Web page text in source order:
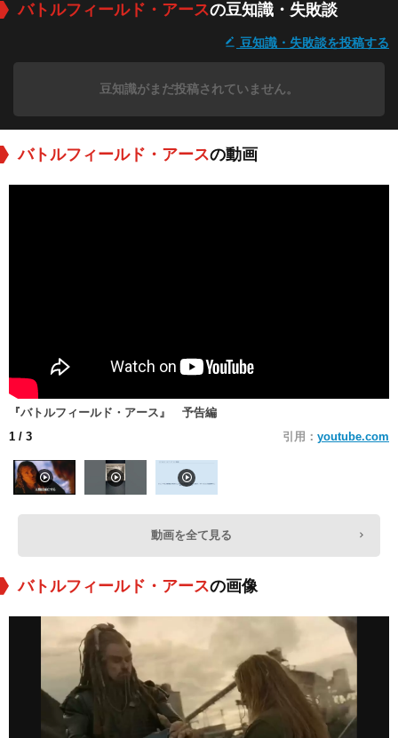
バトルフィールド・アースの豆知識・失敗談
豆知識・失敗談を投稿する
豆知識がまだ投稿されていません。
バトルフィールド・アースの動画
『バトルフィールド・アース』 予告編
1 / 3 引用： youtube.com
動画を全て見る
バトルフィールド・アースの画像